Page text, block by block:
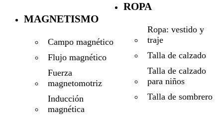
MAGNETISMO
Campo magnético
Flujo magnético
Fuerza
magnetomotriz
Inducción
magnética
ROPA
Ropa: vestido y
traje
Talla de calzado
Talla de calzado
para niños
Talla de sombrero